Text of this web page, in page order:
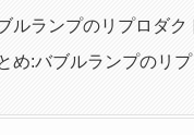
ルランプのリプロダ
め:バブルランプのリ